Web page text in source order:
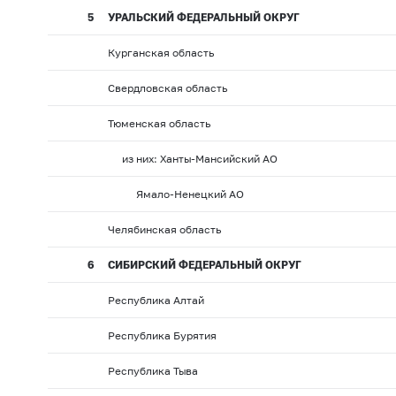
5 УРАЛЬСКИЙ ФЕДЕРАЛЬНЫЙ ОКРУГ
Курганская область
Свердловская область
Тюменская область
из них: Ханты-Мансийский АО
Ямало-Ненецкий АО
Челябинская область
6 СИБИРСКИЙ ФЕДЕРАЛЬНЫЙ ОКРУГ
Республика Алтай
Республика Бурятия
Республика Тыва